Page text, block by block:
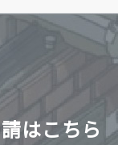
はこちら